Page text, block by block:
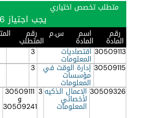
متطلب تخصص اختياري
يجب اجتياز 6 ساعة بنجاح
رقم
المادة
اسم
المادة
س.م رقم
المتطلب
30509113 أقتصاديات
المعلومات
3
30509115 إدارة الوقت في
مؤسسات
المعلومات
3
30509326 الاعمال الذكيه
لأخصائي
المعلومات
3
30509111
و
30509241